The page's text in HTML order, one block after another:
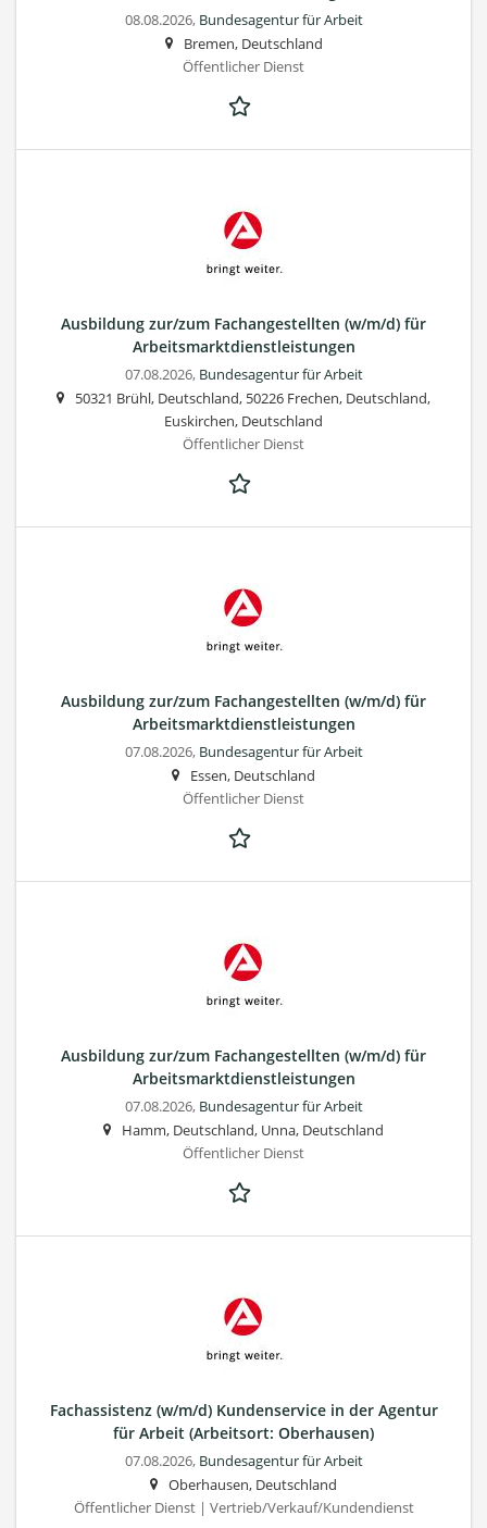
08.08.2026, Bundesagentur für Arbeit
Bremen, Deutschland
Öffentlicher Dienst
Ausbildung zur/zum Fachangestellten (w/m/d) für
Arbeitsmarktdienstleistungen
07.08.2026, Bundesagentur für Arbeit
50321 Brühl, Deutschland, 50226 Frechen, Deutschland,
Euskirchen, Deutschland
Öffentlicher Dienst
Ausbildung zur/zum Fachangestellten (w/m/d) für
Arbeitsmarktdienstleistungen
07.08.2026, Bundesagentur für Arbeit
Essen, Deutschland
Öffentlicher Dienst
Ausbildung zur/zum Fachangestellten (w/m/d) für
Arbeitsmarktdienstleistungen
07.08.2026, Bundesagentur für Arbeit
Hamm, Deutschland, Unna, Deutschland
Öffentlicher Dienst
Fachassistenz (w/m/d) Kundenservice in der Agentur
für Arbeit (Arbeitsort: Oberhausen)
07.08.2026, Bundesagentur für Arbeit
Oberhausen, Deutschland
Öffentlicher Dienst | Vertrieb/Verkauf/Kundendienst